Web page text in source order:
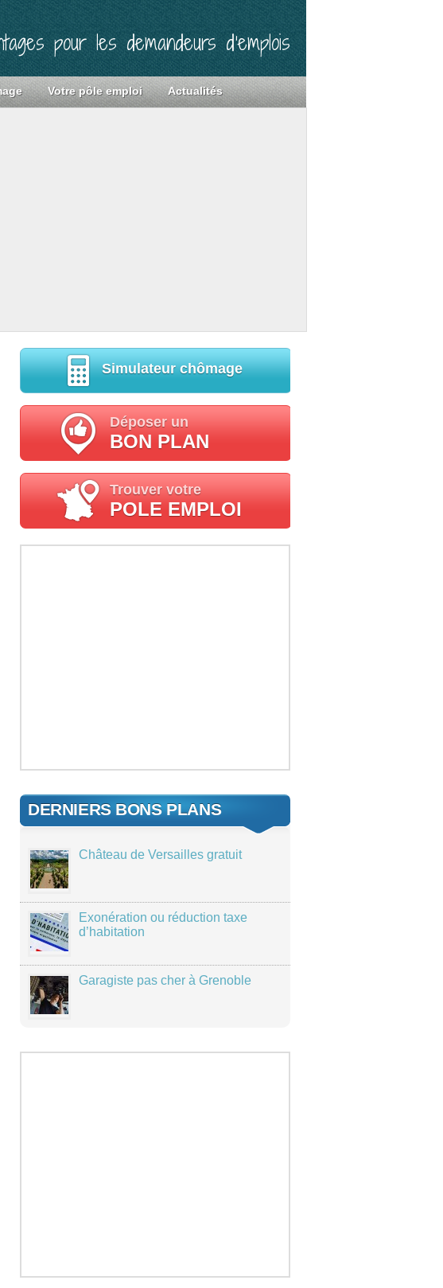
pour les demandeurs d’emplois
Votre pôle emploi Actualités
Simulateur chômage
Déposer un
BON PLAN
Trouver votre
POLE EMPLOI
DERNIERS BONS PLANS
Château de Versailles gratuit
Exonération ou réduction taxe
d’habitation
Garagiste pas cher à Grenoble